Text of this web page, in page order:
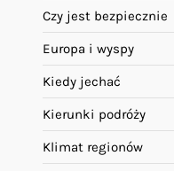
Czy jest bezpiecznie
Europa i wyspy
Kiedy jechać
Kierunki podróży
Klimat regionów